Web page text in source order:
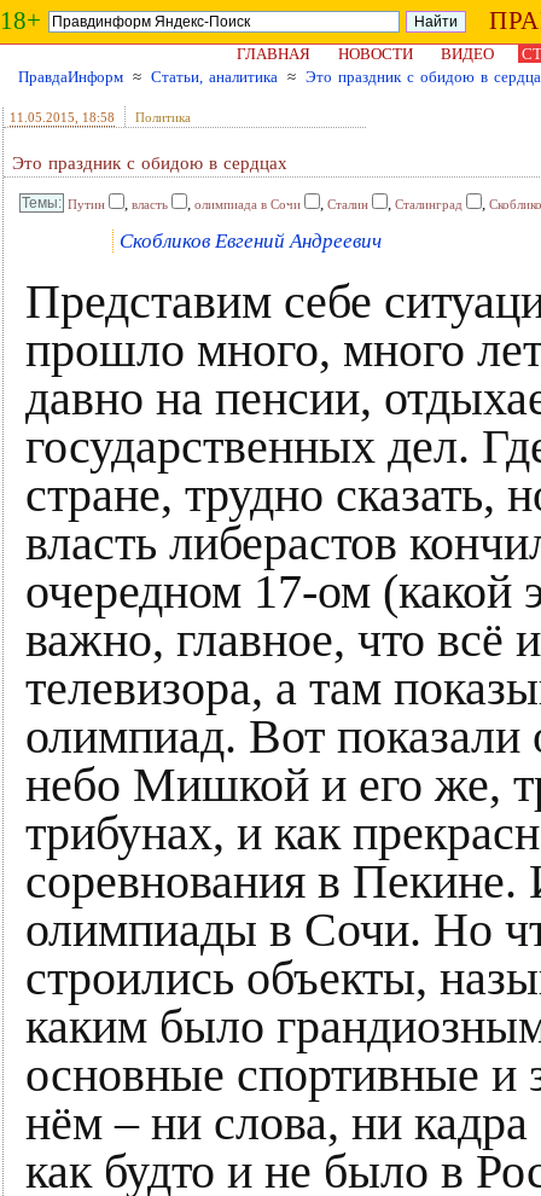
18+
ГЛАВНАЯ НОВОСТИ ВИДЕО
ПравдаИнформ ≈ Статьи, аналитика ≈ Это праздник с обидою в
11.05.2015 , 18:58 Политика
Это праздник с обидою в сердцах
Путин , власть , олимпиада в Сочи , Сталин , Сталинград ,
Скобликов Евгений Андреевич
Представим себе
прошло много, много
давно на пенсии,
государственных дел.
стране, трудно сказать,
власть либерастов
очередном 17-ом (какой
важно, главное, что
телевизора, а там
олимпиад. Вот
небо Мишкой и его же,
трибунах, и как
соревнования в Пекине.
олимпиады в Сочи. Но
строились объекты,
каким было
основные спортивные и
нём – ни слова, ни
как будто и не было в